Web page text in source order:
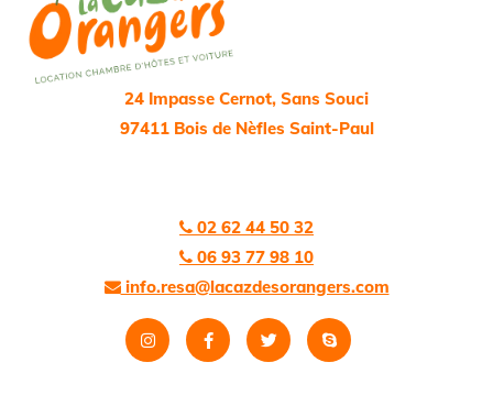
24 Impasse Cernot, Sans Souci
97411 Bois de Nèfles Saint-Paul
 02 62 44 50 32
 06 93 77 98 10
info.resa@lacazdesorangers.com